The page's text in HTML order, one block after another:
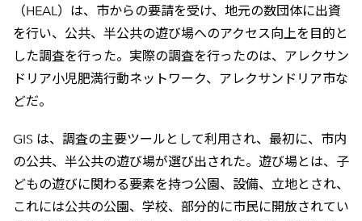
（HEAL）は、市からの要請を受け、地元の数団体に出資
を行い、公共、半公共の遊び場へのアクセス向上を目的と
した調査を行った。実際の調査を行ったのは、アレクサン
ドリア小児肥満行動ネットワーク、アレクサンドリア市な
どだ。
GIS は、調査の主要ツールとして利用され、最初に、市内
の公共、半公共の遊び場が選び出された。遊び場とは、子
どもの遊びに関わる要素を持つ公園、設備、立地とされ、
これには公共の公園、学校、部分的に市民に開放されてい